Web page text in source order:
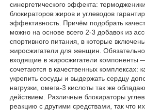
синергетического эффекта:
блокираторов жиров и углеводов
эффективность. Причём подобрать
можно на основе всего 2-3 добавок из
спортивного питания, в которые
жиросжигатели для женщин.
входящие в жиросжигатели компоненты
сочетаются в качественных комплексах:
укрепить сосуды и выдержать сердцу
нагрузки, омега-3 кислоты так же
действием. Различные блокираторы
реакцию с другими средствами, так что